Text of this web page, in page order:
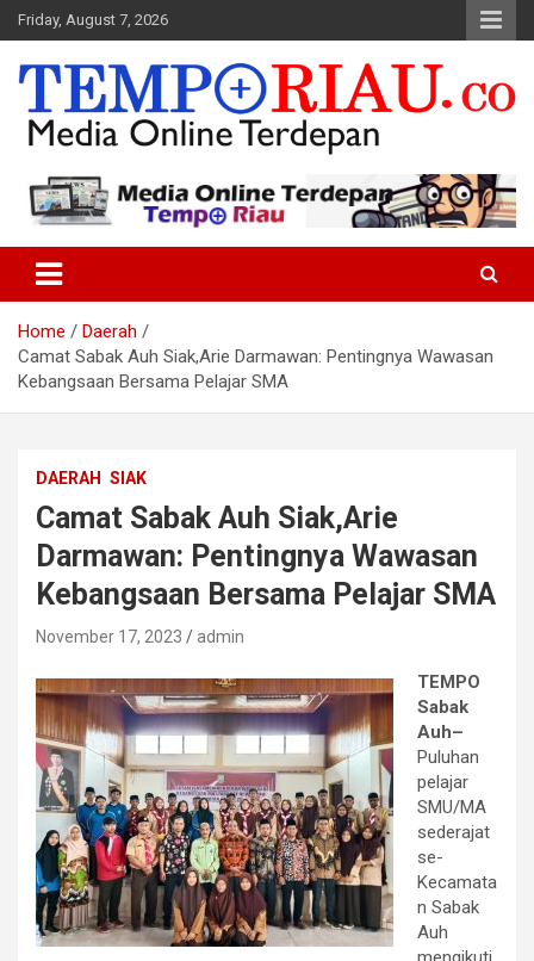
Skip
to
content
Friday, August 7, 2026
Tempo Riau
Home
Daerah
Camat Sabak Auh Siak,Arie Darmawan: Pentingnya Wawasan
Kebangsaan Bersama Pelajar SMA
DAERAH SIAK
Camat Sabak Auh Siak,Arie
Darmawan: Pentingnya Wawasan
Kebangsaan Bersama Pelajar SMA
November 17, 2023 admin
TEMPO
Sabak
Auh–
Puluhan
pelajar
SMU/MA
sederajat
se-
Kecamata
n Sabak
Auh